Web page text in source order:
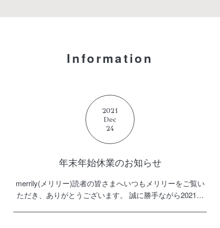
Information
2021
Dec
24
年末年始休業のお知らせ
merrily(メリリー)読者の皆さまへいつもメリリーをご覧い
ただき、ありがとうございます。 誠に勝手ながら2021年